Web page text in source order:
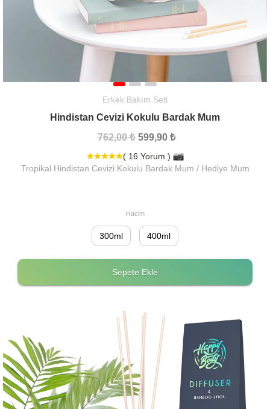
Erkek Bakım Seti
Hindistan Cevizi Kokulu Bardak Mum
762,00 ₺ 599,90 ₺
( 16 Yorum )
Tropikal Hindistan Cevizi Kokulu Bardak Mum / Hediye Mum
Hacim
300ml 400ml
Sepete Ekle